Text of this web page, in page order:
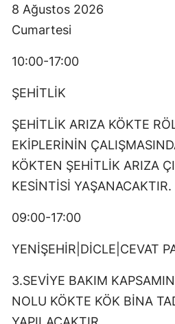
8 Ağustos 2026
Cumartesi
10:00-17:00
ŞEHİTLİK
ŞEHİTLİK ARIZA KÖKTE
EKİPLERİNİN
KÖKTEN ŞEHİTLİK ARIZA
KESİNTİSİ YAŞANACAKTIR.
09:00-17:00
YENİŞEHİR|DİCLE|CEVAT
3.SEVİYE BAKIM
NOLU KÖKTE KÖK BİNA